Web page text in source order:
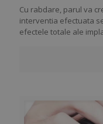
Cu rabdare, parul va
interventia efectuata
efectele totale ale